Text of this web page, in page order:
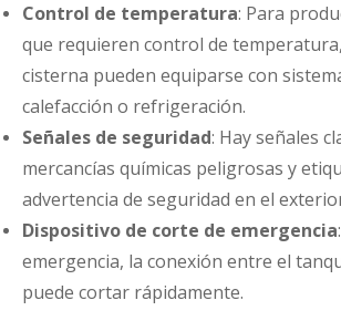
Control de temperatura: Para
que requieren control de
cisterna pueden equiparse con
calefacción o refrigeración.
Señales de seguridad: Hay señales
mercancías químicas peligrosas y
advertencia de seguridad en el
Dispositivo de corte de emergencia
emergencia, la conexión entre el
puede cortar rápidamente.